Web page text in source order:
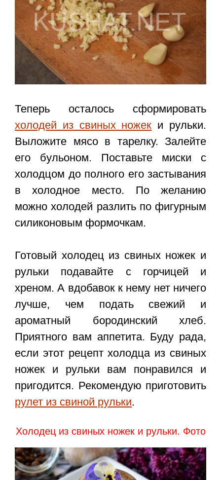
Теперь осталось сформировать
холодей из свиных ножек и рульки.
Выложите мясо в тарелку. Залейте
его бульоном. Поставьте миски с
холодцом до полного его застывания
в холодное место. По желанию
можно холодей разлить по фигурным
силиконовым формочкам.
Готовый холодец из свиных ножек и
рульки подавайте с горчицей и
хреном. А вдобавок к нему нет ничего
лучше, чем подать свежий и
ароматный бородинский хлеб.
Приятного вам аппетита. Буду рада,
если этот рецепт холодца из свиных
ножек и рульки вам понравился и
пригодится. Рекомендую приготовить
рулет из свиной рульки.
Холодец из свиных ножек и рульки. Фото